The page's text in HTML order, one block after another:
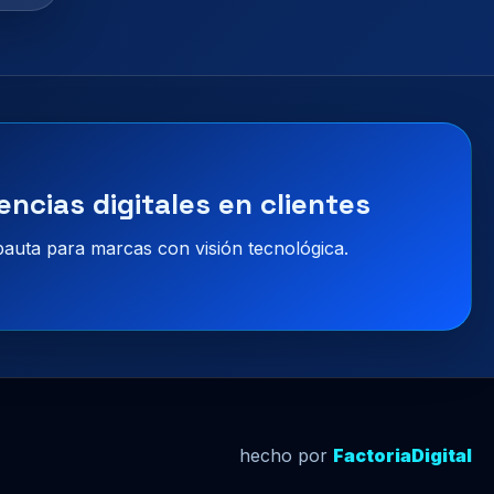
digitales en clientes
para marcas con visión tecnológica.
hecho por FactoriaDigital